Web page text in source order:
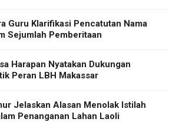
Guru Klarifikasi Pencatutan Nama
Sejumlah Pemberitaan
Harapan Nyatakan Dukungan
Peran LBH Makassar
Jelaskan Alasan Menolak Istilah
Penanganan Lahan Laoli